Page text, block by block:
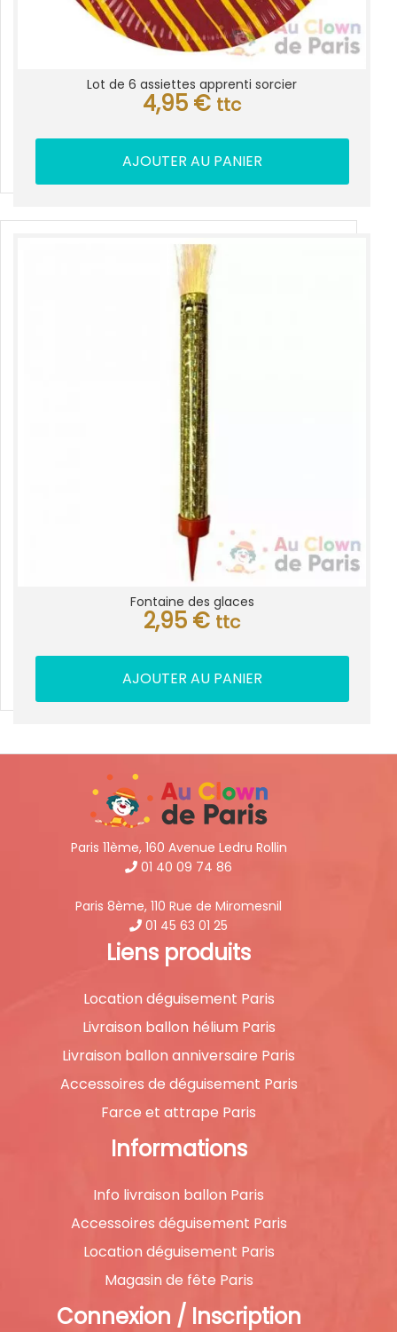
Lot de 6 assiettes apprenti sorcier
4,95 € ttc
AJOUTER AU PANIER
Fontaine des glaces
2,95 € ttc
AJOUTER AU PANIER
Paris 11ème, 160 Avenue Ledru Rollin
01 40 09 74 86
Paris 8ème, 110 Rue de Miromesnil
01 45 63 01 25
Liens produits
Location déguisement Paris
Livraison ballon hélium Paris
Livraison ballon anniversaire Paris
Accessoires de déguisement Paris
Farce et attrape Paris
Informations
Info livraison ballon Paris
Accessoires déguisement Paris
Location déguisement Paris
Magasin de fête Paris
Connexion / Inscription